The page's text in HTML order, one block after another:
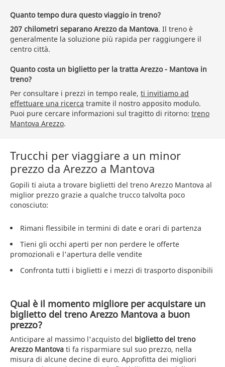
Quanto tempo dura questo viaggio in treno?
207 chilometri separano Arezzo da Mantova. Il treno è
generalmente la soluzione più rapida per raggiungere il
centro città.
Quanto costa un biglietto per la tratta Arezzo - Mantova in
treno?
Per consultare i prezzi in tempo reale, ti invitiamo ad
effettuare una ricerca tramite il nostro apposito modulo.
Puoi pure cercare informazioni sul tragitto di ritorno: treno
Mantova Arezzo.
Trucchi per viaggiare a un minor
prezzo da Arezzo a Mantova
Gopili ti aiuta a trovare biglietti del treno Arezzo Mantova al
miglior prezzo grazie a qualche trucco talvolta poco
conosciuto:
Rimani flessibile in termini di date e orari di partenza
Tieni gli occhi aperti per non perdere le offerte
promozionali e l'apertura delle vendite
Confronta tutti i biglietti e i mezzi di trasporto disponibili
Qual è il momento migliore per acquistare un
biglietto del treno Arezzo Mantova a buon
prezzo?
Anticipare al massimo l'acquisto del biglietto del treno
Arezzo Mantova ti fa risparmiare sul suo prezzo, nella
misura di alcune decine di euro. Approfitta dei migliori